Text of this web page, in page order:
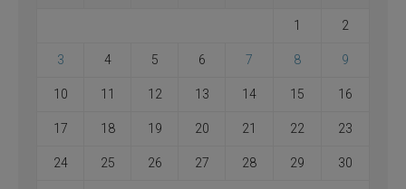
1 2
3 4 5 6 7 8 9
10 11 12 13 14 15 16
17 18 19 20 21 22 23
24 25 26 27 28 29 30